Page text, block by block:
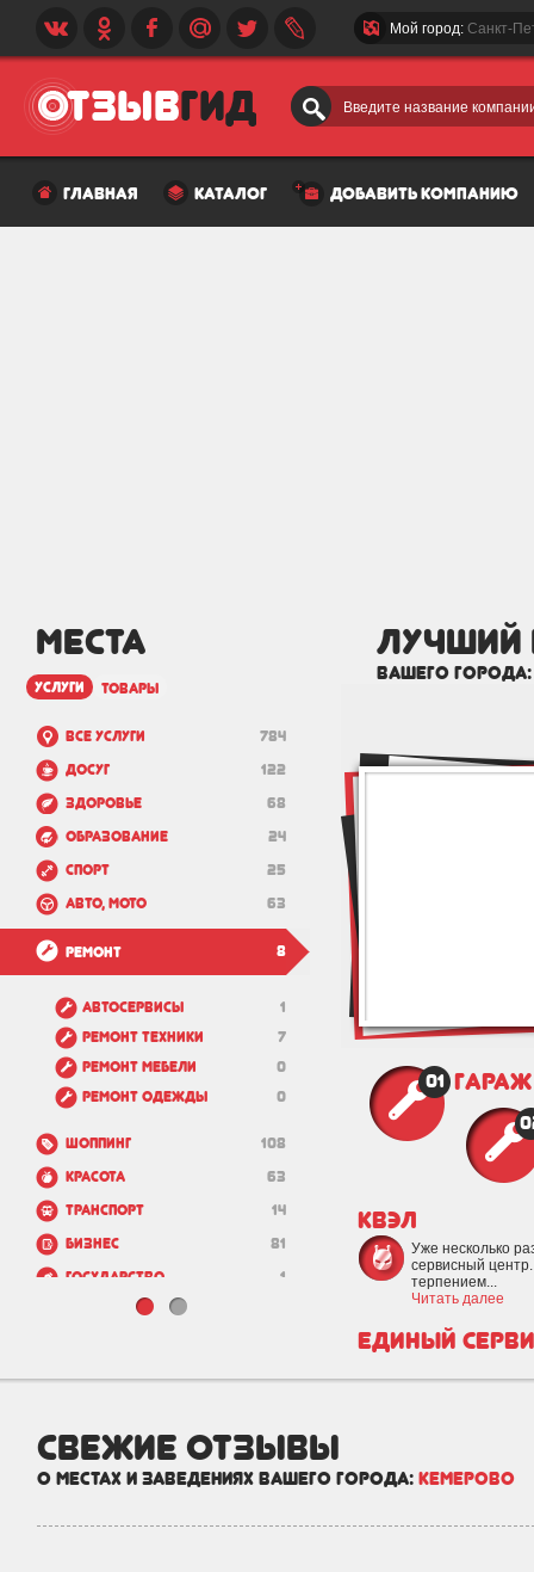
Введите название
Мой город: Санкт-
главная каталог добавить компанию
МЕСТА
услуги товары
784
Все услуги
122
Досуг
68
Здоровье
24
Образование
25
Спорт
63
Авто, мото
8
Ремонт
1
Автосервисы
7
Ремонт техники
0
Ремонт мебели
0
Ремонт одежды
108
Шоппинг
63
Красота
14
Транспорт
81
Бизнес
1
Государство
лучший
вашего
01 Гараж
КВЭЛ
Уже несколько
сервисный
терпением...
Читать далее
Единый
свежие отзывы
о местах и заведениях вашего города: Кемерово